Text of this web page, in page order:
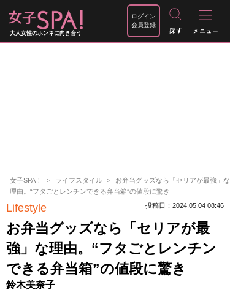
大人女性のホンネに向き合う
ログイン
会員登録
女子SPA！ ライフスタイル
お弁当グッズなら「セリアが最強」な
理由。“フタごとレンチンできる弁当箱”の値段に驚き
Lifestyle 投稿日：2024.05.04 08:46
お弁当グッズなら「セリアが最
強」な理由。“フタごとレンチン
できる弁当箱”の値段に驚き
鈴木美奈子